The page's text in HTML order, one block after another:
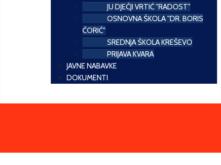
JU DJEČJI VRTIĆ "RADOST"
OSNOVNA ŠKOLA "DR. BORIS
ĆORIĆ"
SREDNJA ŠKOLA KREŠEVO
PRIJAVA KVARA
JAVNE NABAVKE
DOKUMENTI